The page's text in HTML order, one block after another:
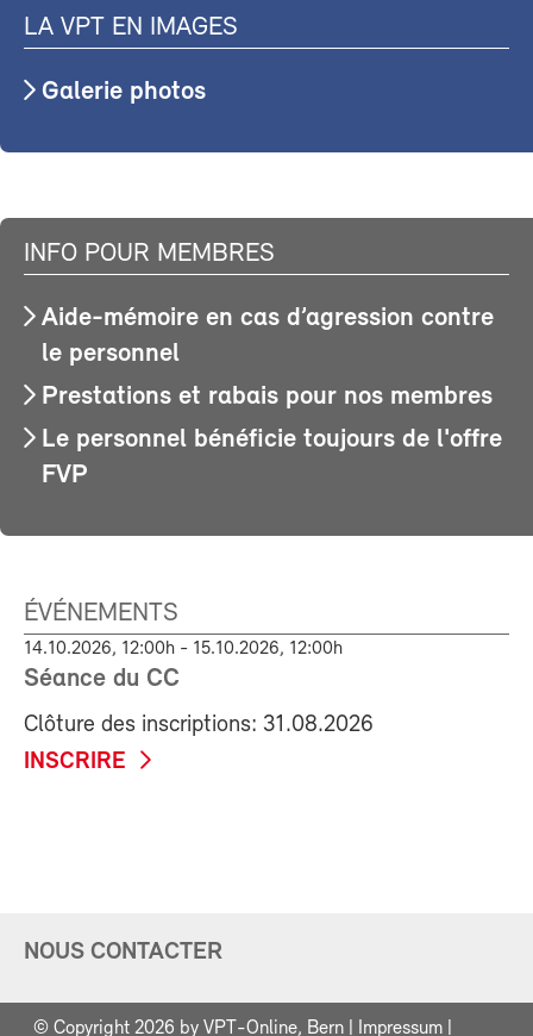
LA VPT EN IMAGES
Galerie photos
INFO POUR MEMBRES
Aide-mémoire en cas d’agression contre
le personnel
Prestations et rabais pour nos membres
Le personnel bénéficie toujours de l'offre
FVP
ÉVÉNEMENTS
14.10.2026, 12:00h - 15.10.2026, 12:00h
Séance du CC
Clôture des inscriptions: 31.08.2026
INSCRIRE
NOUS CONTACTER
© Copyright 2026 by VPT-Online, Bern | Impressum